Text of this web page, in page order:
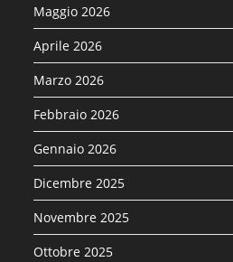
Maggio 2026
Aprile 2026
Marzo 2026
Febbraio 2026
Gennaio 2026
Dicembre 2025
Novembre 2025
Ottobre 2025